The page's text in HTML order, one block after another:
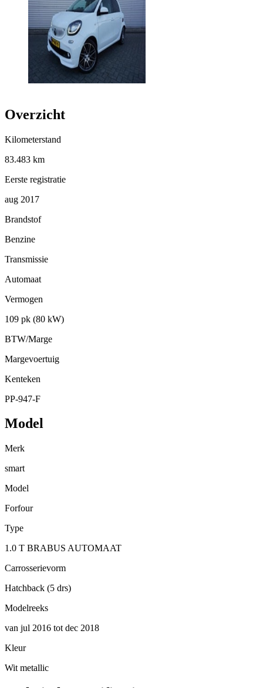
Overzicht
Kilometerstand
83.483 km
Eerste registratie
aug 2017
Brandstof
Benzine
Transmissie
Automaat
Vermogen
109 pk (80 kW)
BTW/Marge
Margevoertuig
Kenteken
PP-947-F
Model
Merk
smart
Model
Forfour
Type
1.0 T BRABUS AUTOMAAT
Carrosserievorm
Hatchback (5 drs)
Modelreeks
van jul 2016 tot dec 2018
Kleur
Wit metallic